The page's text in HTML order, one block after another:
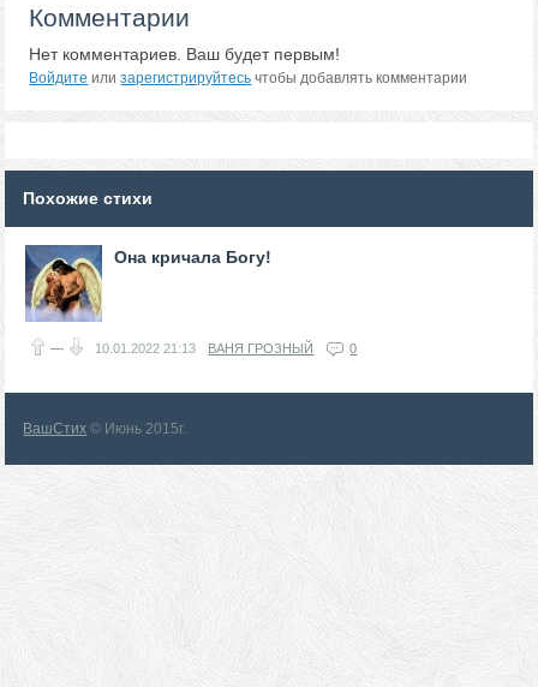
Комментарии
Нет комментариев. Ваш будет первым!
Войдите илизарегистрируйтесь чтобы добавлять комментарии
Похожие стихи
Она кричала Богу!
— 10.01.202221:13 ВАНЯ ГРОЗНЫЙ 0
ВашСтих © Июнь 2015г.